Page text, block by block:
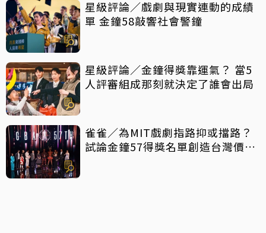
星級評論／戲劇與現實連動的成績
單 金鐘58敲響社會警鐘
星級評論／金鐘得獎靠運氣？ 當5
人評審組成那刻就決定了誰會出局
雀雀／為MIT戲劇指路抑或擋路？
試論金鐘57得獎名單創造台灣價值